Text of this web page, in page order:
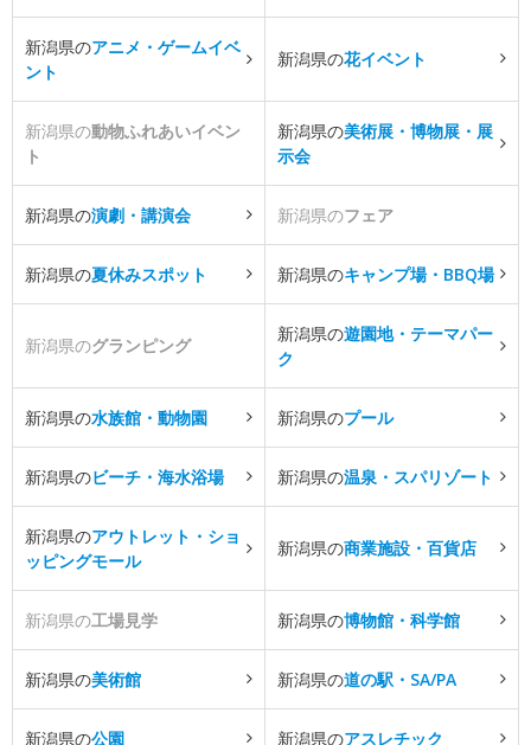
新潟県のアニメ・ゲームイベ
ント
新潟県の花イベント
新潟県の動物ふれあいイベン
ト
新潟県の美術展・博物展・展
示会
新潟県の演劇・講演会 新潟県のフェア
新潟県の夏休みスポット 新潟県のキャンプ場・BBQ場
新潟県のグランピング
新潟県の遊園地・テーマパー
ク
新潟県の水族館・動物園 新潟県のプール
新潟県のビーチ・海水浴場 新潟県の温泉・スパリゾート
新潟県のアウトレット・ショ
ッピングモール
新潟県の商業施設・百貨店
新潟県の工場見学 新潟県の博物館・科学館
新潟県の美術館 新潟県の道の駅・SA/PA
新潟県の公園 新潟県のアスレチック